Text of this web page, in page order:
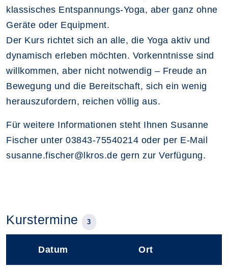
klassisches Entspannungs-Yoga, aber ganz ohne
Geräte oder Equipment.
Der Kurs richtet sich an alle, die Yoga aktiv und
dynamisch erleben möchten. Vorkenntnisse sind
willkommen, aber nicht notwendig – Freude an
Bewegung und die Bereitschaft, sich ein wenig
herauszufordern, reichen völlig aus.
Für weitere Informationen steht Ihnen Susanne
Fischer unter 03843-75540214 oder per E-Mail
susanne.fischer@lkros.de gern zur Verfügung.
Kurstermine 3
Datum Ort